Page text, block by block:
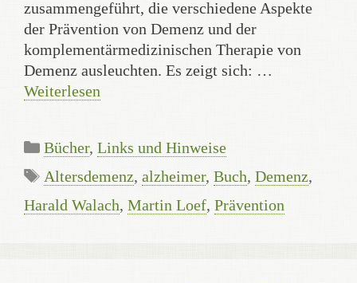
zusammengeführt, die verschiedene Aspekte
der Prävention von Demenz und der
komplementärmedizinischen Therapie von
Demenz ausleuchten. Es zeigt sich: …
Weiterlesen
Kategorien
Bücher, Links und Hinweise
Schlagwörter
Altersdemenz, alzheimer, Buch, Demenz,
Harald Walach, Martin Loef, Prävention